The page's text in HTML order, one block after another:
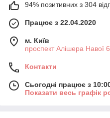
94% позитивних з 304
Працює з 22.04.2020
м. Київ
проспект Алішера Навої
Контакти
Сьогодні працює з
Показати весь графік